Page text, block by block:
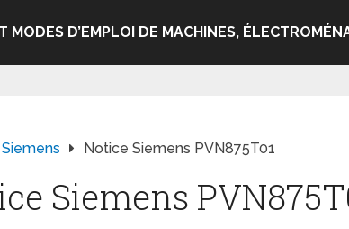
MODES D’EMPLOI DE MACHINES,
Siemens Notice Siemens PVN875T01
Siemens